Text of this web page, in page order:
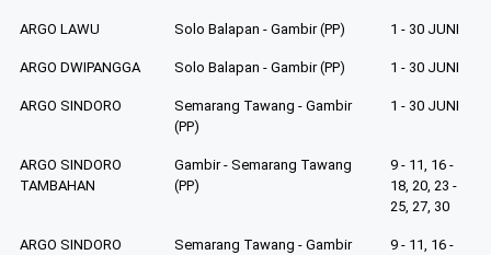
ARGO LAWU Solo Balapan - Gambir (PP) 1 - 30 JUNI
ARGO DWIPANGGA Solo Balapan - Gambir (PP) 1 - 30 JUNI
ARGO SINDORO
Semarang Tawang - Gambir
(PP)
1 - 30 JUNI
ARGO SINDORO
TAMBAHAN
Gambir - Semarang Tawang
(PP)
9 - 11, 16 -
18, 20, 23 -
25, 27, 30
ARGO SINDORO
Semarang Tawang - Gambir
9 - 11, 16 -